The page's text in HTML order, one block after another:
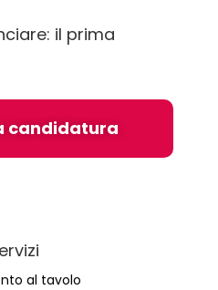
il prima
candidatura
al tavolo